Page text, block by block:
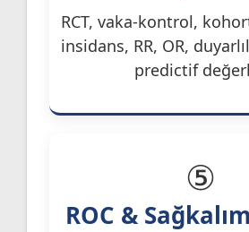
RCT, vaka-kontrol,
insidans, RR, OR,
predictif
⑤
ROC &